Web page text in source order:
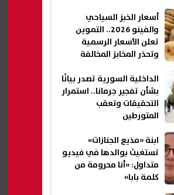
أسعار الخبز السياحي
والفينو 2026.. التموين
تعلن الأسعار الرسمية
وتحذر المخابز المخالفة
الداخلية السورية تصدر بيانًا
بشأن تفجير جرمانا.. استمرار
التحقيقات وتعقب
المتورطين
ابنة «مذيع الجنازات»
تستغيث بوالدها في فيديو
متداول: «أنا محرومة من
كلمة بابا»